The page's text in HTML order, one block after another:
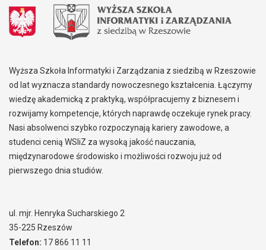
Wyższa Szkoła Informatyki i Zarządzania z siedzibą w Rzeszowie
od lat wyznacza standardy nowoczesnego kształcenia. Łączymy
wiedzę akademicką z praktyką, współpracujemy z biznesem i
rozwijamy kompetencje, których naprawdę oczekuje rynek pracy.
Nasi absolwenci szybko rozpoczynają kariery zawodowe, a
studenci cenią WSIiZ za wysoką jakość nauczania,
międzynarodowe środowisko i możliwości rozwoju już od
pierwszego dnia studiów.
ul. mjr. Henryka Sucharskiego 2
35-225 Rzeszów
Telefon: 17 866 11 11